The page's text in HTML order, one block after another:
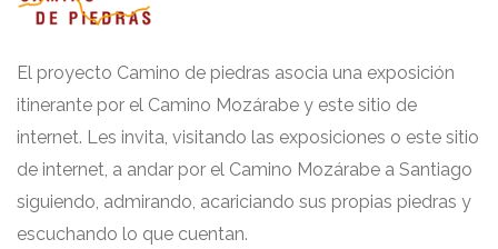
El proyecto Camino de piedras asocia una exposición
itinerante por el Camino Mozárabe y este sitio de
internet. Les invita, visitando las exposiciones o este sitio
de internet, a andar por el Camino Mozárabe a Santiago
siguiendo, admirando, acariciando sus propias piedras y
escuchando lo que cuentan.